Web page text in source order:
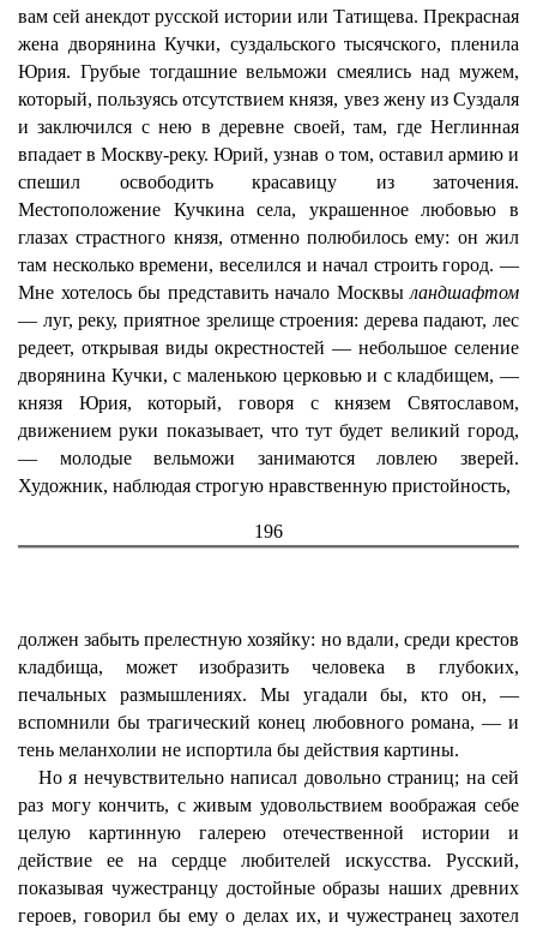
вам сей анекдот русской истории или Татищева. Прекрасная
жена дворянина Кучки, суздальского тысячского, пленила
Юрия. Грубые тогдашние вельможи смеялись над мужем,
который, пользуясь отсутствием князя, увез жену из Суздаля
и заключился с нею в деревне своей, там, где Неглинная
впадает в Москву-реку. Юрий, узнав о том, оставил армию и
спешил освободить красавицу из заточения.
Местоположение Кучкина села, украшенное любовью в
глазах страстного князя, отменно полюбилось ему: он жил
там несколько времени, веселился и начал строить город. —
Мне хотелось бы представить начало Москвы ландшафтом
— луг, реку, приятное зрелище строения: дерева падают, лес
редеет, открывая виды окрестностей — небольшое селение
дворянина Кучки, с маленькою церковью и с кладбищем, —
князя Юрия, который, говоря с князем Святославом,
движением руки показывает, что тут будет великий город,
— молодые вельможи занимаются ловлею зверей.
Художник, наблюдая строгую нравственную пристойность,
196
должен забыть прелестную хозяйку: но вдали, среди крестов
кладбища, может изобразить человека в глубоких,
печальных размышлениях. Мы угадали бы, кто он, —
вспомнили бы трагический конец любовного романа, — и
тень меланхолии не испортила бы действия картины.
Но я нечувствительно написал довольно страниц; на сей
раз могу кончить, с живым удовольствием воображая себе
целую картинную галерею отечественной истории и
действие ее на сердце любителей искусства. Русский,
показывая чужестранцу достойные образы наших древних
героев, говорил бы ему о делах их, и чужестранец захотел